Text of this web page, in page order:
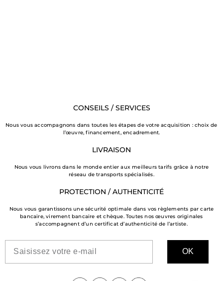
CONSEILS / SERVICES
Nous vous accompagnons dans toutes les étapes de votre acquisition : choix de
l’œuvre, financement, encadrement.
LIVRAISON
Nous vous livrons dans le monde entier aux meilleurs tarifs grâce à notre
réseau de transports spécialisés.
PROTECTION / AUTHENTICITÉ
Nous vous garantissons une sécurité optimale dans vos règlements par carte
bancaire, virement bancaire et chèque. Toutes nos œuvres originales
s’accompagnent d’un certificat d’authenticité de l’artiste.
OK